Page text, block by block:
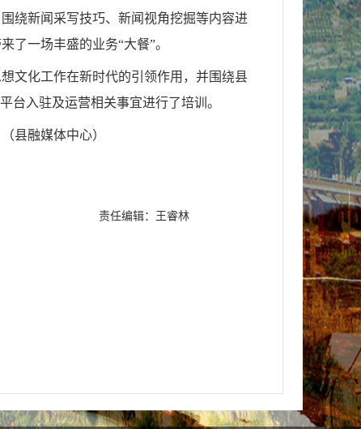
绕新闻采写技巧、新闻视角挖掘等内容进
了一场丰盛的业务“大餐”。
文化工作在新时代的引领作用，并围绕县
台入驻及运营相关事宜进行了培训。
（县融媒体中心）
责任编辑：王睿林